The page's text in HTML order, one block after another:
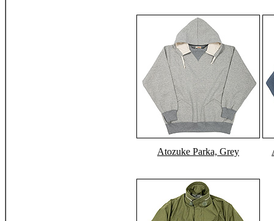
Atozuke Parka, Grey